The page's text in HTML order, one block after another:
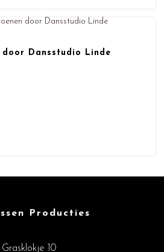
door Dansstudio Linde
Producties
Grasklokje 10